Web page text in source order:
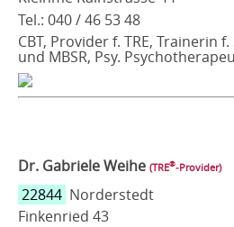
Tel.: 040 / 46 53 48
CBT, Provider f. TRE, Trainerin
und MBSR, Psy.
Dr. Gabriele Weihe (TRE®‑Provider)
22844 Norderstedt
Finkenried 43